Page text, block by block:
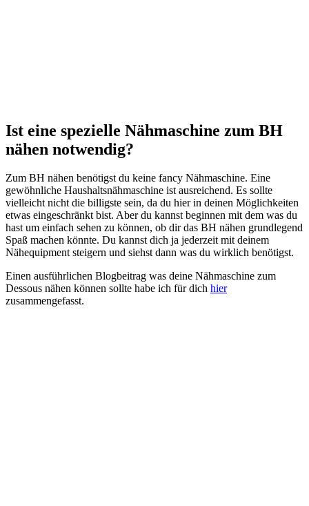
Ist eine spezielle Nähmaschine zum BH
nähen notwendig?
Zum BH nähen benötigst du keine fancy Nähmaschine. Eine
gewöhnliche Haushaltsnähmaschine ist ausreichend. Es sollte
vielleicht nicht die billigste sein, da du hier in deinen Möglichkeiten
etwas eingeschränkt bist. Aber du kannst beginnen mit dem was du
hast um einfach sehen zu können, ob dir das BH nähen grundlegend
Spaß machen könnte. Du kannst dich ja jederzeit mit deinem
Nähequipment steigern und siehst dann was du wirklich benötigst.
Einen ausführlichen Blogbeitrag was deine Nähmaschine zum
Dessous nähen können sollte habe ich für dich hier
zusammengefasst.